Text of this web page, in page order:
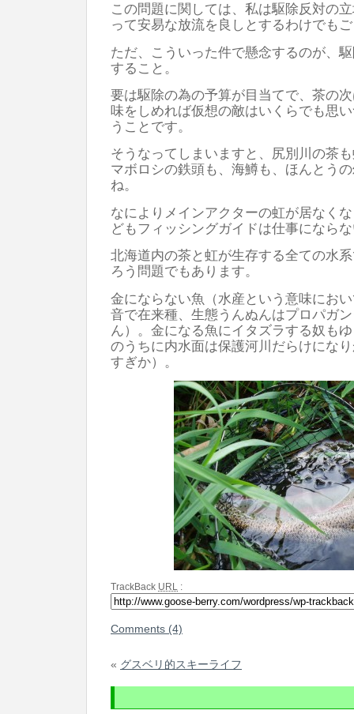
この問題に関しては、私は駆除反対の
って安易な放流を良しとするわけでも
ただ、こういった件で懸念するのが、
すること。
要は駆除の為の予算が目当てで、茶の
味をしめれば仮想の敵はいくらでも思
うことです。
そうなってしまいますと、尻別川の茶
マボロシの鉄頭も、海鱒も、ほんとう
ね。
なによりメインアクターの虹が居なく
どもフィッシングガイドは仕事になら
北海道内の茶と虹が生存する全ての水
ろう問題でもあります。
金にならない魚（水産という意味にお
音で在来種、生態うんぬんはプロパガ
ん）。金になる魚にイタズラする奴も
のうちに内水面は保護河川だらけにな
すぎか）。
TrackBack URL :
Comments (4)
« グスベリ的スキーライフ